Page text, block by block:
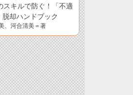
キルで防ぐ！「不適
脱却ハンドブック
、河合清美＝著